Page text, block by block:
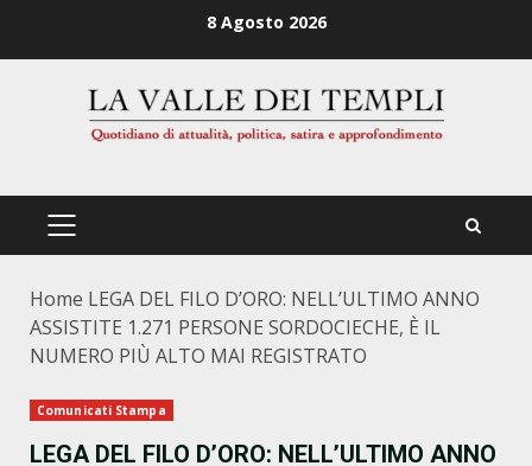
8 Agosto 2026
PRIMÄRES
Home LEGA DEL FILO D’ORO: NELL’ULTIMO ANNO
ASSISTITE 1.271 PERSONE SORDOCIECHE, È IL
NUMERO PIÙ ALTO MAI REGISTRATO
Comunicati Stampa
LEGA DEL FILO D’ORO: NELL’ULTIMO ANNO